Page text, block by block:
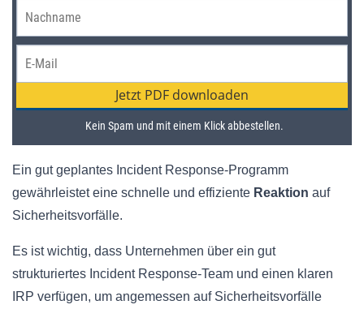
Ein gut geplantes Incident Response-Programm
gewährleistet eine schnelle und effiziente Reaktion auf
Sicherheitsvorfälle.
Es ist wichtig, dass Unternehmen über ein gut
strukturiertes Incident Response-Team und einen klaren
IRP verfügen, um angemessen auf Sicherheitsvorfälle